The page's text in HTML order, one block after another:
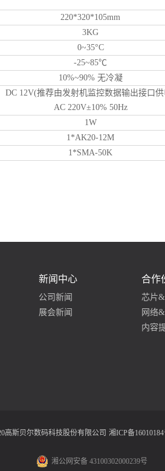
220*320*105mm
3KG
0~35°C
-25~85℃
10%~90% 无冷凝
DC 12V(推荐由发射机监控数据输出接口供
AC 220V±10% 50Hz
1W
1*AK20-12M
1*SMA-50K
新闻中心
公司新闻
展会新闻
合作
芯片
网络
内容
高斯贝尔数码科技股份有限公司 湘ICP备
湘公网安备 43100302000239号